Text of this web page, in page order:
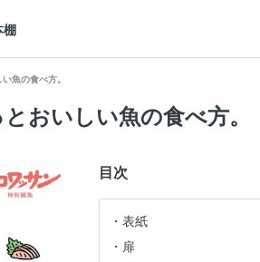
棚
魚の食べ方。
おいしい魚の食べ方。
目次
表紙
扉